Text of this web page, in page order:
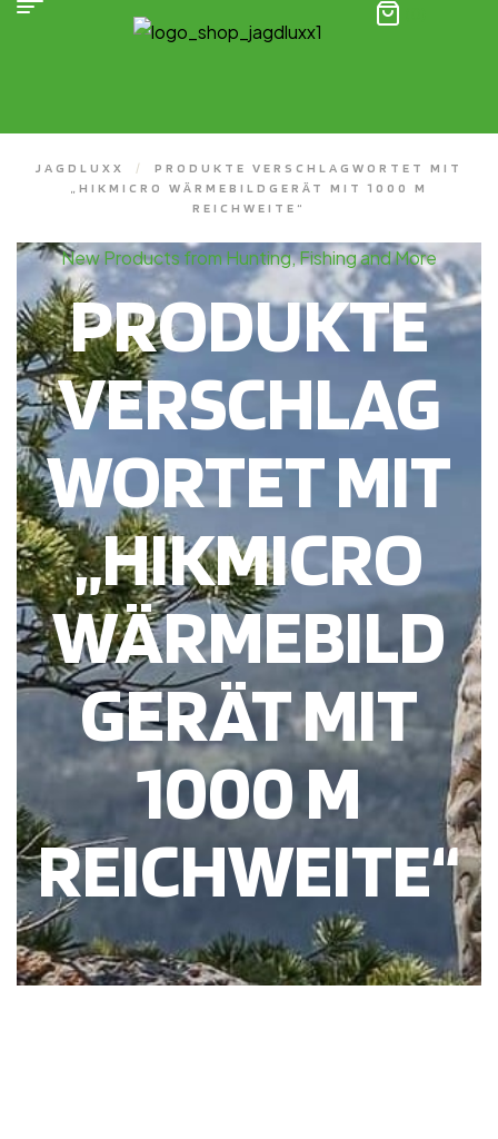
JAGDLUXX /
PRODUKTE VERSCHLAGWORTET MIT
„HIKMICRO WÄRMEBILDGERÄT MIT 1000 M
REICHWEITE“
New Products from Hunting, Fishing and More
PRODUKTE
VERSCHLAG
WORTET MIT
„HIKMICRO
WÄRMEBILD
GERÄT MIT
1000 M
REICHWEITE“